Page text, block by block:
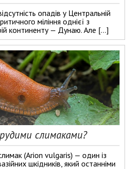
опадів у Центральній
міління однієї з
континенту — Дунаю. Але […]
слимаками?
(Arion vulgaris) — один із
шкідників, який останніми